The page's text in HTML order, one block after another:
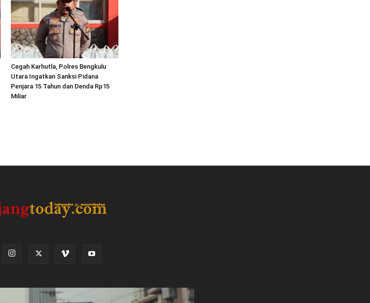
Cegah Karhutla, Polres Bengkulu
Utara Ingatkan Sanksi Pidana
Penjara 15 Tahun dan Denda Rp15
Miliar